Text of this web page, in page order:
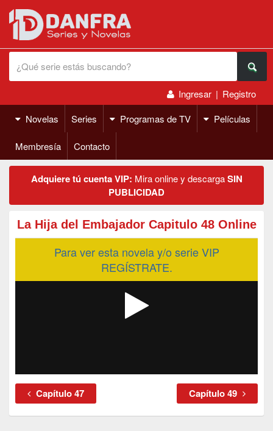
Ingresar | Registro
Novelas
Series Programas de TV Películas
Membresía Contacto
Adquiere tú cuenta VIP: Mira online y descargaSIN
PUBLICIDAD
La Hija del Embajador Capitulo 48 Online
Para ver esta novela y/o serie VIP
REGÍSTRATE.
Capítulo 47 Capítulo 49